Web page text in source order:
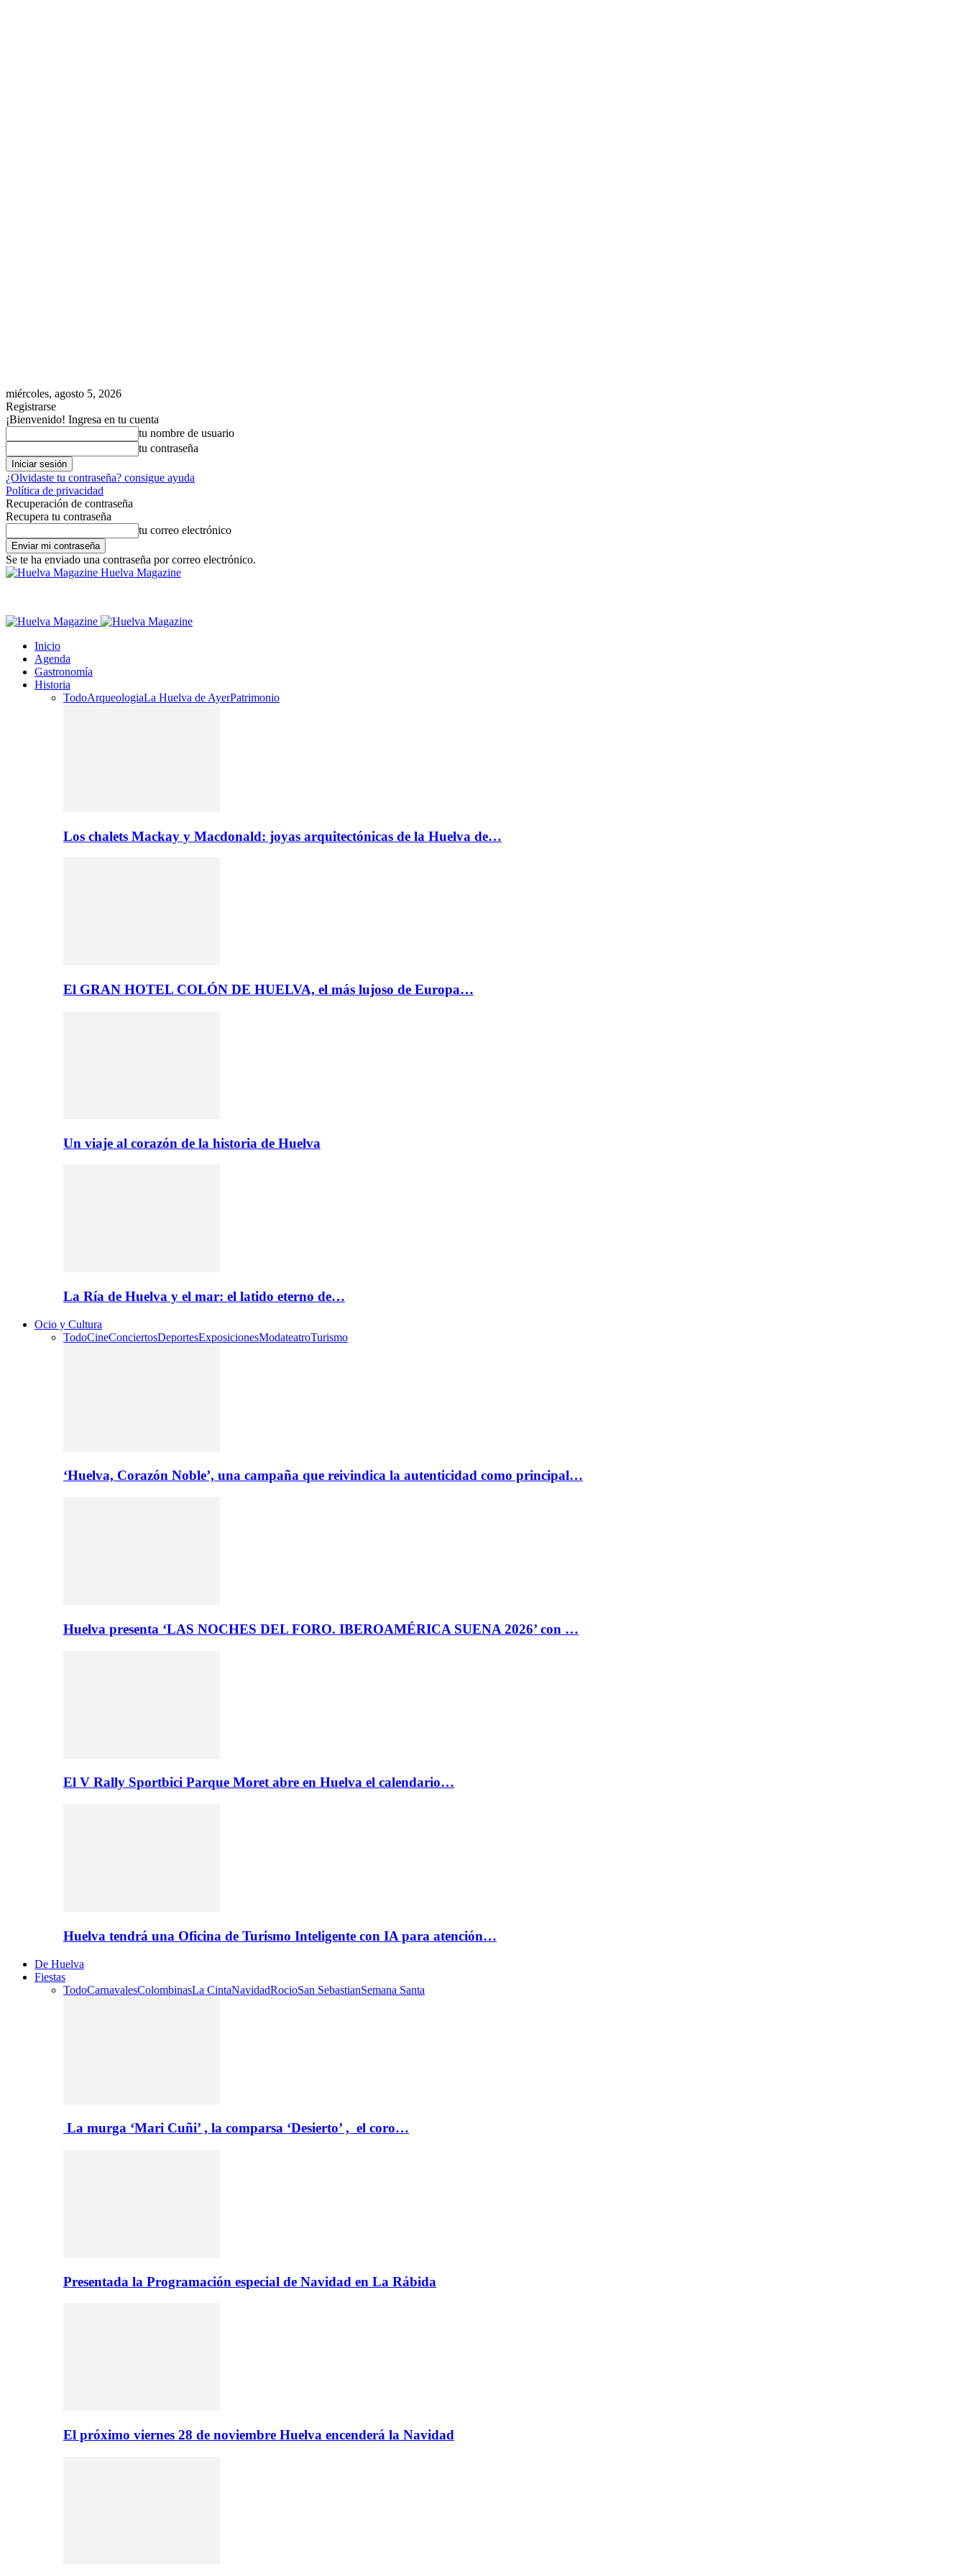
miércoles, agosto 5, 2026
Registrarse
¡Bienvenido! Ingresa en tu cuenta
tu nombre de usuario
tu contraseña
¿Olvidaste tu contraseña? consigue ayuda
Política de privacidad
Recuperación de contraseña
Recupera tu contraseña
tu correo electrónico
Se te ha enviado una contraseña por correo electrónico.
Huelva Magazine
Inicio
Agenda
Gastronomía
Historia
TodoArqueologiaLa Huelva de AyerPatrimonio
Los chalets Mackay y Macdonald: joyas arquitectónicas de la Huelva de…
El GRAN HOTEL COLÓN DE HUELVA, el más lujoso de Europa…
Un viaje al corazón de la historia de Huelva
La Ría de Huelva y el mar: el latido eterno de…
Ocio y Cultura
TodoCineConciertosDeportesExposicionesModateatroTurismo
‘Huelva, Corazón Noble’, una campaña que reivindica la autenticidad como principal…
Huelva presenta ‘LAS NOCHES DEL FORO. IBEROAMÉRICA SUENA 2026’ con …
El V Rally Sportbici Parque Moret abre en Huelva el calendario…
Huelva tendrá una Oficina de Turismo Inteligente con IA para atención…
De Huelva
Fiestas
TodoCarnavalesColombinasLa CintaNavidadRocioSan SebastianSemana Santa
La murga ‘Mari Cuñi’ , la comparsa ‘Desierto’ , el coro…
Presentada la Programación especial de Navidad en La Rábida
El próximo viernes 28 de noviembre Huelva encenderá la Navidad